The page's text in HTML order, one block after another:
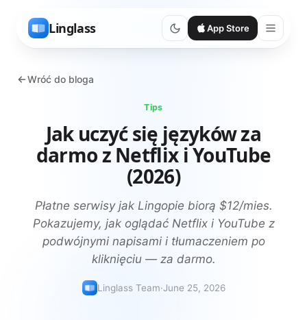
Linglass App Store
Wróć do bloga
Tips
Jak uczyć się języków za
darmo z Netflix i YouTube
(2026)
Płatne serwisy jak Lingopie biorą $12/mies.
Pokazujemy, jak oglądać Netflix i YouTube z
podwójnymi napisami i tłumaczeniem po
kliknięciu — za darmo.
Linglass Team·June 25, 2026